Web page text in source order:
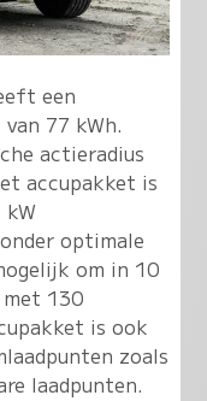
een
77 kWh.
actieradius
accupakket is
optimale
om in 10
130
is ook
zoals
laadpunten.